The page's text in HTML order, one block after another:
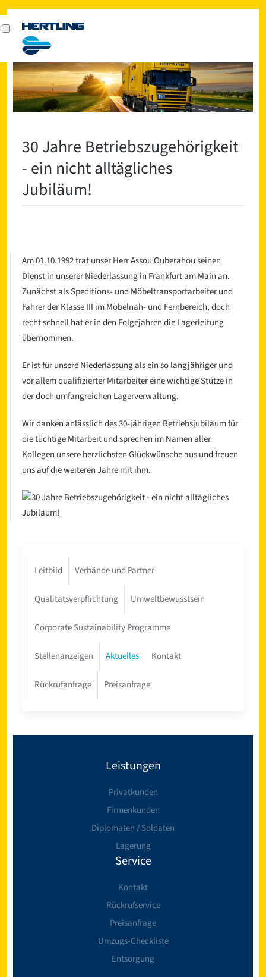
30 Jahre Betriebszugehörigkeit
- ein nicht alltägliches
Jubiläum!
Am 01.10.1992 trat unser Herr Assou Ouberahou seinen
Dienst in unserer Niederlassung in Frankfurt am Main an.
Zunächst als Speditions- und Möbeltransportarbeiter und
Fahrer der Klasse III im Möbelnah- und Fernbereich, doch
recht schnell hat er in den Folgejahren die Lagerleitung
übernommen.
Er ist für unsere Niederlassung als ein so langjähriger und
vor allem qualifizierter Mitarbeiter eine wichtige Stütze in
der doch umfangreichen Lagerverwaltung.
Wir danken anlässlich des 30-jährigen Betriebsjubiläum für
die tüchtige Mitarbeit und sprechen im Namen aller
Kollegen unsere herzlichsten Glückwünsche aus und freuen
uns auf die weiteren Jahre mit ihm.
Leitbild Verbände und Partner
Qualitätsverpflichtung Umweltbewusstsein
Corporate Sustainability Programme
Stellenanzeigen Aktuelles Kontakt
Rückrufanfrage Preisanfrage
Leistungen
Privatkunden
Firmenkunden
Diplomaten / Soldaten
Lagerung
Service
Kontakt
Rückrufservice
Preisanfrage
Umzugs-Checkliste
Entsorgung